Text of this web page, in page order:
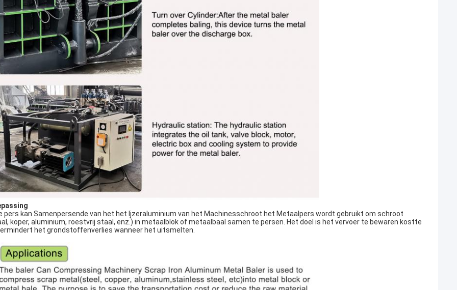
kan Samenpersende van het het Ijzeraluminium van het Machinesschroot het Metaalpers wordt gebruikt om schroot
koper, aluminium, roestvrij staal, enz.) in metaalblok of metaalbaal samen te persen. Het doel is het vervoer te bewaren kostte
het grondstoffenverlies wanneer het uitsmelten.